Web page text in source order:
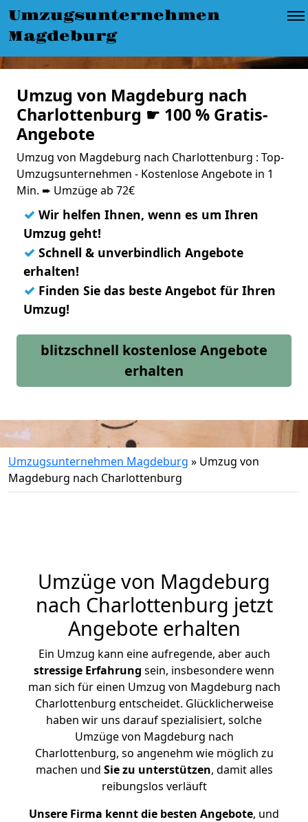
Umzugsunternehmen
Magdeburg
Umzug von Magdeburg nach
Charlottenburg ☛ 100 % Gratis-
Angebote
Umzug von Magdeburg nach Charlottenburg : Top-
Umzugsunternehmen - Kostenlose Angebote in 1
Min. ➨ Umzüge ab 72€
✓ Wir helfen Ihnen, wenn es um Ihren
Umzug geht!
✓ Schnell & unverbindlich Angebote
erhalten!
✓ Finden Sie das beste Angebot für Ihren
Umzug!
blitzschnell kostenlose Angebote
erhalten
Umzugsunternehmen Magdeburg » Umzug von
Magdeburg nach Charlottenburg
Umzüge von Magdeburg
nach Charlottenburg jetzt
Angebote erhalten
Ein Umzug kann eine aufregende, aber auch
stressige Erfahrung sein, insbesondere wenn
man sich für einen Umzug von Magdeburg nach
Charlottenburg entscheidet. Glücklicherweise
haben wir uns darauf spezialisiert, solche
Umzüge von Magdeburg nach
Charlottenburg, so angenehm wie möglich zu
machen und Sie zu unterstützen, damit alles
reibungslos verläuft
Unsere Firma kennt die besten Angebote, und